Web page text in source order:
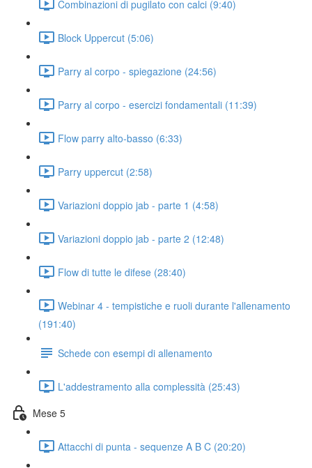
Combinazioni di pugilato con calci (9:40)
Block Uppercut (5:06)
Parry al corpo - spiegazione (24:56)
Parry al corpo - esercizi fondamentali (11:39)
Flow parry alto-basso (6:33)
Parry uppercut (2:58)
Variazioni doppio jab - parte 1 (4:58)
Variazioni doppio jab - parte 2 (12:48)
Flow di tutte le difese (28:40)
Webinar 4 - tempistiche e ruoli durante l'allenamento
(191:40)
Schede con esempi di allenamento
L'addestramento alla complessità (25:43)
Mese 5
Attacchi di punta - sequenze A B C (20:20)